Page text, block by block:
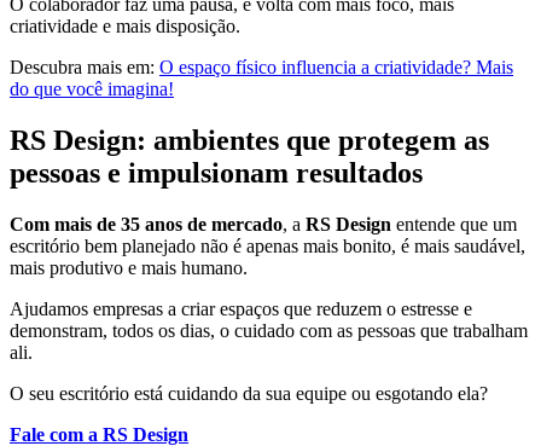
O colaborador faz uma pausa, e volta com mais foco, mais
criatividade e mais disposição.
Descubra mais em: O espaço físico influencia a criatividade? Mais
do que você imagina!
RS Design: ambientes que protegem as
pessoas e impulsionam resultados
Com mais de 35 anos de mercado, a RS Design entende que um
escritório bem planejado não é apenas mais bonito, é mais saudável,
mais produtivo e mais humano.
Ajudamos empresas a criar espaços que reduzem o estresse e
demonstram, todos os dias, o cuidado com as pessoas que trabalham
ali.
O seu escritório está cuidando da sua equipe ou esgotando ela?
Fale com a RS Design